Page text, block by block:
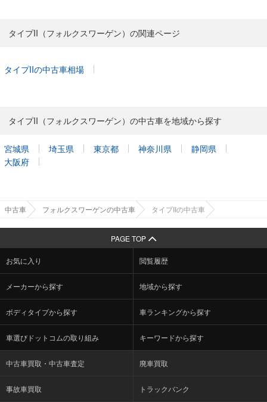
タイプII（フォルクスワーゲン）の関連ページ
タイプIIの中古車相場
タイプII（フォルクスワーゲン）の中古車を地域から探す
宮城県 埼玉県 東京都 神奈川県
静岡県
大阪府
中古車 フォルクスワーゲンの中古車 タイプIIの中古車
PAGE TOP
お気に入り 閲覧履歴
メーカーから探す 地域から探す
ボディタイプから探す 車ランキングから探す
車選びドットコムの取り組み キーワードから探す
中古車買取・中古車査定 廃車買取
事故車買取 トラックバンク